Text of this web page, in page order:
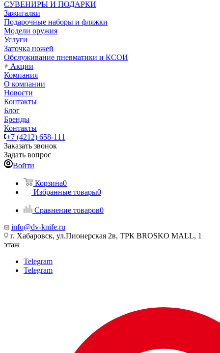
СУВЕНИРЫ И ПОДАРКИ
Зажигалки
Подарочные наборы и фляжки
Модели оружия
Услуги
Заточка ножей
Обслуживание пневматики и КСОИ
Акции
Компания
О компании
Новости
Контакты
Блог
Бренды
Контакты
+7 (4212) 658-111
Заказать звонок
Задать вопрос
Войти
Корзина0
Избранные товары0
Сравнение товаров0
info@dv-knife.ru
г. Хабаровск, ул.Пионерская 2в, ТРК BROSKO MALL, 1
этаж
Telegram
Telegram